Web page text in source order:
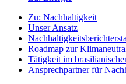
Zu: Nachhaltigkeit
Unser Ansatz
Roadmap zur
Tätigkeit im
Ansprechpartner für